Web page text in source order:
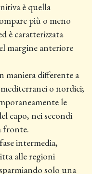
è quella
più o meno
è caratterizzata
margine anteriore
maniera differente a
o nordici;
le
capo, nei secondi
fronte.
intermedia,
alle regioni
solo una